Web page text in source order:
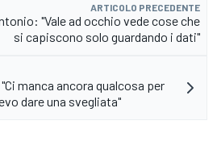
ARTICOLO PRECEDENTE
"Vale ad occhio vede cose che
si capiscono solo guardando i dati"
manca ancora qualcosa per
dare una svegliata"